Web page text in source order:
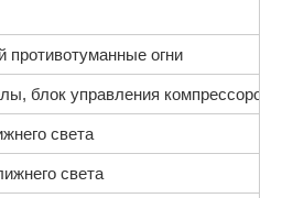
огни
блок управления
света
света